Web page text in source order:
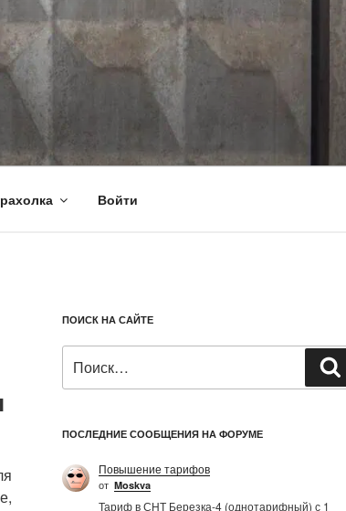
Войти
ПОИСК НА САЙТЕ
ПОСЛЕДНИЕ СООБЩЕНИЯ НА ФОРУМЕ
Повышение тарифов
от Moskva
Тариф в СНТ Березка-4 (однотарифный) с 1